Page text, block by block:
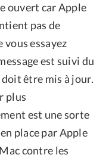
ouvert car Apple
pas de
essayez
est suivi du
doit être mis à jour.
plus
est une sorte
place par Apple
contre les